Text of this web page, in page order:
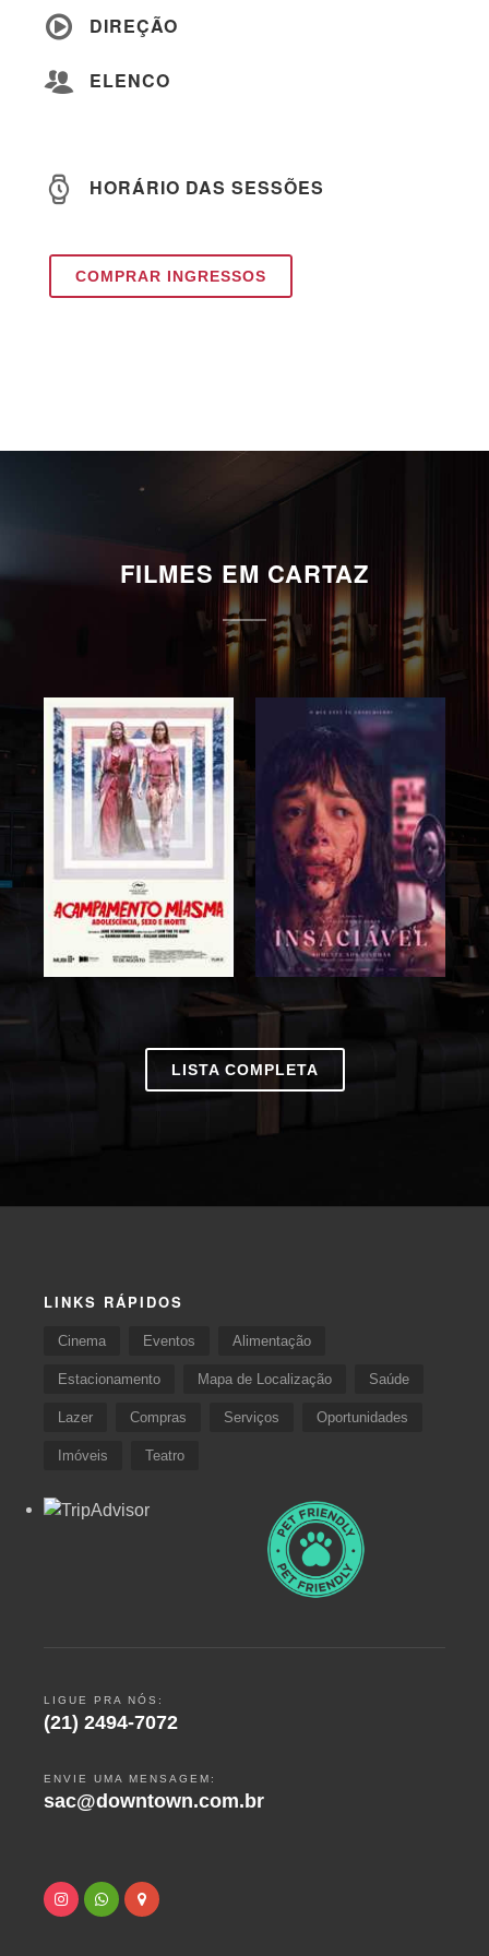
DIREÇÃO
ELENCO
HORÁRIO DAS SESSÕES
COMPRAR INGRESSOS
FILMES EM CARTAZ
LISTA COMPLETA
LINKS RÁPIDOS
Cinema Eventos Alimentação
Estacionamento Mapa de Localização Saúde
Lazer Compras Serviços Oportunidades
Imóveis Teatro
LIGUE PRA NÓS:
(21) 2494-7072
ENVIE UMA MENSAGEM:
sac@downtown.com.br